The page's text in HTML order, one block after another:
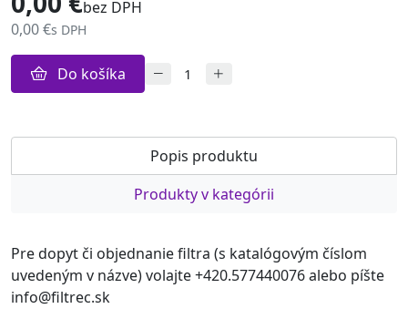
bez DPH
0,00 €s DPH
Do košíka
Popis produktu
Produkty v kategórii
Pre dopyt či objednanie filtra (s katalógovým číslom
uvedeným v názve) volajte +420.577440076 alebo píšte
info@filtrec.sk